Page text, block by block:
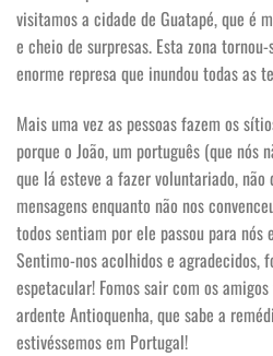
visitamos a cidade de Guatapé, que é
e cheio de surpresas. Esta zona
enorme represa que inundou todas as
Mais uma vez as pessoas fazem os
porque o João, um português (que nós
que lá esteve a fazer voluntariado,
mensagens enquanto não nos
todos sentiam por ele passou para nós
Sentimo-nos acolhidos e agradecidos,
espetacular! Fomos sair com os
ardente Antioquenha, que sabe a
estivéssemos em Portugal!